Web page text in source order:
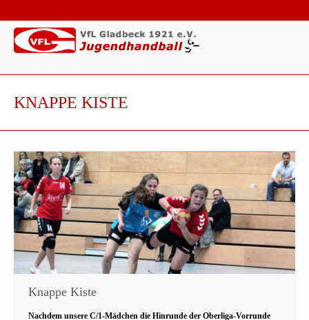
KNAPPE KISTE
Knappe Kiste
Nachdem unsere C/1-Mädchen die Hinrunde der Oberliga-Vorrunde